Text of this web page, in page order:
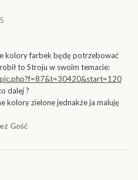
kolory farbek będę potrzebować
to Stroju w swoim temacie:
dalej ?
kolory zielone jednakże ja maluję
Gość